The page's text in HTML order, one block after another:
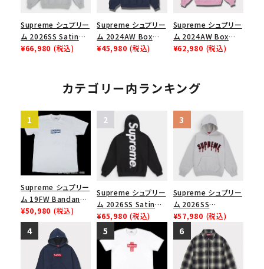
Supreme シュプリー
ム 2026SS Satin
Applique Hooded
スウェットパーカー ヘ
¥66,980 (税込)
Supreme シュプリー
ム 2024AW Box
Logo Hooded
ネイビー 紺
¥45,980 (税込)
Supreme シュプリー
ム 2024AW Box
Logo Hooded
ダスティーピンク
¥62,980 (税込)
カテゴリー内ランキング
Supreme シュプリー
ム 19FW Bandana
Box Logo Tee バン
ダナボックスロゴTシ
ャツ ホワイト
¥50,980 (税込)
Supreme シュプリー
ム 2026SS Satin
Applique Hooded
Sweatshirt サテン
アップリケ フーデッド
スウェットパーカー ブ
¥65,980 (税込)
Supreme シュプリー
ム 2026SS
Ghostface Arc
Hooded
Sweatshirt ゴー
ストフェイス アークフ
ーデッドスウェット パ
¥57,980 (税込)